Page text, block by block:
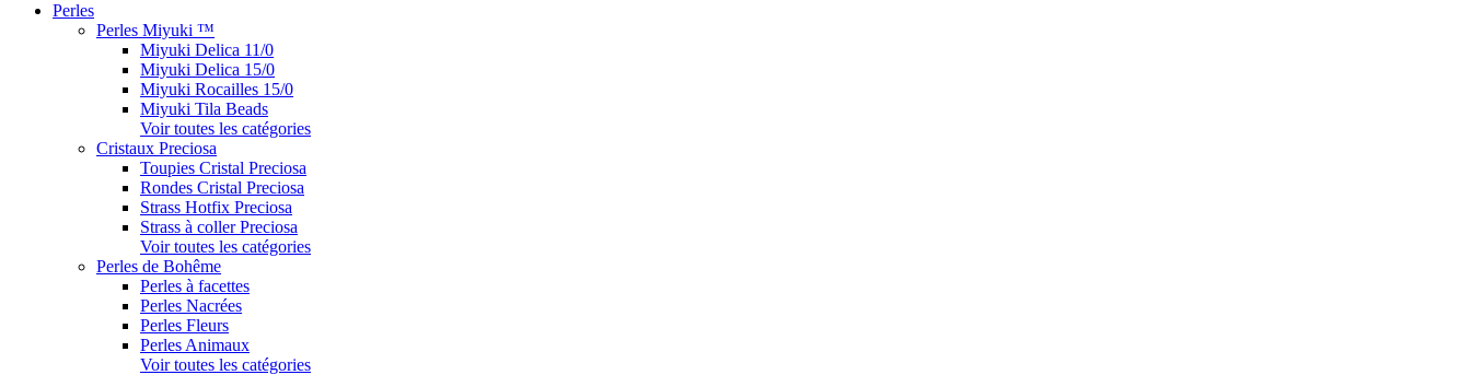
Perles
Perles Miyuki ™
Miyuki Delica 11/0
Miyuki Delica 15/0
Miyuki Rocailles 15/0
Miyuki Tila Beads
Voir toutes les catégories
Cristaux Preciosa
Toupies Cristal Preciosa
Rondes Cristal Preciosa
Strass Hotfix Preciosa
Strass à coller Preciosa
Voir toutes les catégories
Perles de Bohême
Perles à facettes
Perles Nacrées
Perles Fleurs
Perles Animaux
Voir toutes les catégories